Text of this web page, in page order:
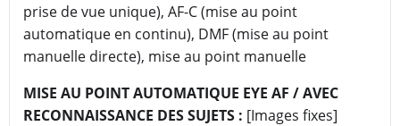
prise de vue unique), AF-C (mise au point
automatique en continu), DMF (mise au point
manuelle directe), mise au point manuelle
MISE AU POINT AUTOMATIQUE EYE AF / AVEC
RECONNAISSANCE DES SUJETS : [Images fixes]